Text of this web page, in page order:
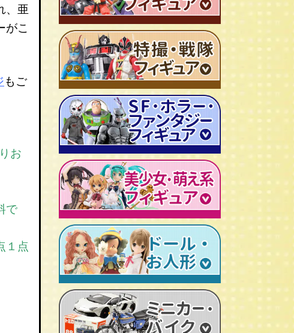
、亜
がこ
もご
お
で
１点
超合金・DX超合金
ソフビ
広告ノベルティグッズ
ジャンボマシンダー
キャラクター消しゴム
ビックリマンシール
ダイアクロン
変身サイボーグ
昭和レトロなミニカー
ミクロマン
レトロプラモデル
旧トランスフォーマー
ビンテージ セルロイド人形
仮面ライダーカード
マルサン/MARUSAN
ブルマァク/BULLMARK
ポピー/POPY
旧タカラ/TAKARA
ワンピース/ONE PIECE
聖闘士聖矢
キン肉マン
ドラゴンボール
北斗の拳
ルパン三世
鉄人28号
新世紀エヴァンゲリオン
AKIRA/アキラ
ドラゴンクエスト
ファイナルファンタジー/FF
P.O.P
RAH
CCP キン肉マン
仮面ライダー
ゴジラ
人造人間キカイダー
牙狼-GARO
機動戦士ガンダム
マジンガーＺ
ゲッターロボ
トランスフォーマー
マクロス
メタルヒーローシリーズ
スーパー戦隊
スターウォーズ
プレデター/PREDATOR
エイリアン/ALIEN
ターミネーター
ロボコップ
バットマン
グレムリン
バイオハザード
セーラームーン
魔法少女まどか☆マギカ
フェイト/Fate
武装神姫
ブライス/Blythe